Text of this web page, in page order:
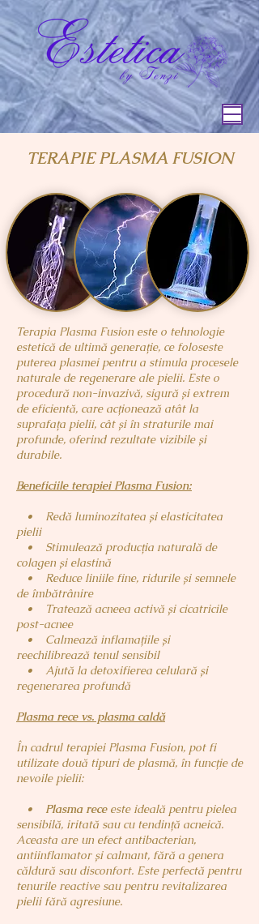
TERAPIE PLASMA FUSION
Terapia Plasma Fusion este o tehnologie
estetică de ultimă generație, ce foloseste
puterea plasmei pentru a stimula procesele
naturale de regenerare ale pielii. Este o
procedură non-invazivă, sigură și extrem
de eficientă, care acționează atât la
suprafața pielii, cât și în straturile mai
profunde, oferind rezultate vizibile și
durabile.
Beneficiile terapiei Plasma Fusion:
• Redă luminozitatea și elasticitatea
pielii
• Stimulează producția naturală de
colagen și elastină
• Reduce liniile fine, ridurile și semnele
de îmbătrânire
• Tratează acneea activă și cicatricile
post-acnee
• Calmează inflamațiile și
reechilibrează tenul sensibil
• Ajută la detoxifierea celulară și
regenerarea profundă
Plasma rece vs. plasma caldă
În cadrul terapiei Plasma Fusion, pot fi
utilizate două tipuri de plasmă, în funcție de
nevoile pielii:
• Plasma receeste ideală pentru pielea
sensibilă, iritată sau cu tendință acneică.
Aceasta are un efect antibacterian,
antiinflamator și calmant, fără a genera
căldură sau disconfort. Este perfectă pentru
tenurile reactive sau pentru revitalizarea
pielii fără agresiune.